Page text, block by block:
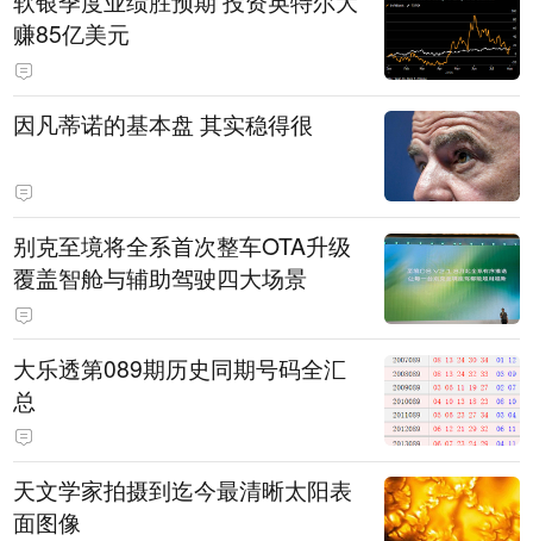
赚85亿美元
因凡蒂诺的基本盘 其实稳得很
别克至境将全系首次整车OTA升级
覆盖智舱与辅助驾驶四大场景
大乐透第089期历史同期号码全汇
总
天文学家拍摄到迄今最清晰太阳表
面图像